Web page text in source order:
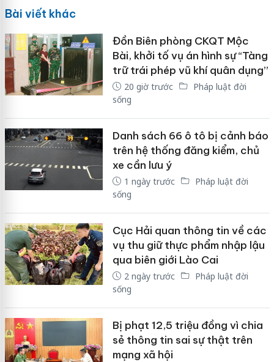
Bài viết khác
Đồn Biên phòng CKQT Mộc
Bài, khởi tố vụ án hình sự “Tàng
trữ trái phép vũ khí quân dụng”
20 giờ trước
Pháp luật đời
sống
Danh sách 66 ô tô bị cảnh báo
trên hệ thống đăng kiểm, chủ
xe cần lưu ý
1 ngày trước
Pháp luật đời
sống
Cục Hải quan thông tin về các
vụ thu giữ thực phẩm nhập lậu
qua biên giới Lào Cai
2 ngày trước
Pháp luật đời
sống
Bị phạt 12,5 triệu đồng vì chia
sẻ thông tin sai sự thật trên
mạng xã hội